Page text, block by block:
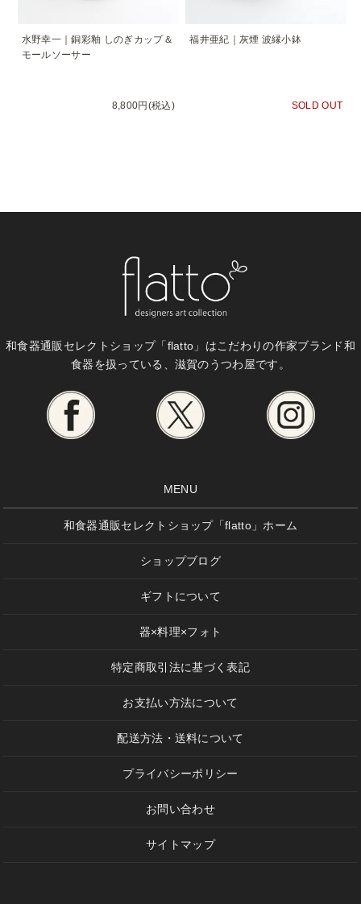
水野幸一｜銅彩釉 しのぎカップ＆
モールソーサー
8,800円(税込)
福井亜紀｜灰煙 波縁小鉢
SOLD OUT
和食器通販セレクトショップ「flatto」はこだわりの作家ブランド和
食器を扱っている、滋賀のうつわ屋です。
MENU
和食器通販セレクトショップ「flatto」ホーム
ショップブログ
ギフトについて
器×料理×フォト
特定商取引法に基づく表記
お支払い方法について
配送方法・送料について
プライバシーポリシー
お問い合わせ
サイトマップ